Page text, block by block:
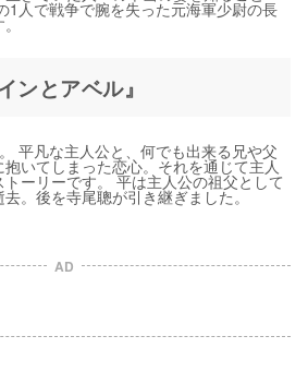
1人で戦争で腕を失った元海軍少尉の長
。
ンとアベル』
平凡な主人公と、何でも出来る兄や父
いてしまった恋心。それを通じて主人
ーリーです。 平は主人公の祖父として
。後を寺尾聰が引き継ぎました。
AD